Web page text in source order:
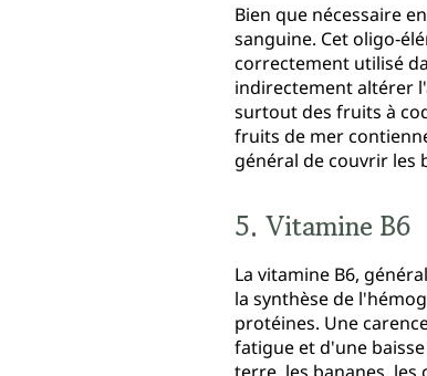
Bien que nécessaire
sanguine. Cet
correctement utilisé
indirectement altérer
surtout des fruits à
fruits de mer
général de couvrir les
5. Vitamine B6
La vitamine B6,
la synthèse de
protéines. Une
fatigue et d'une